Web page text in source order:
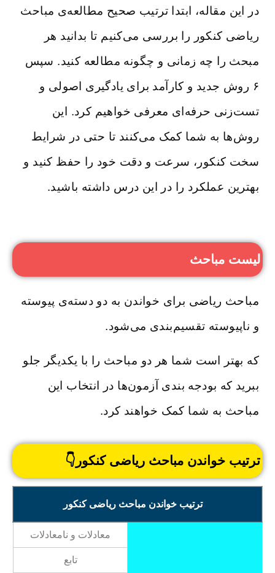
در این مقاله، ابتدا ترتیب صحیح مطالعه‌ی مباحث
ریاضی کنکور را بررسی می‌کنیم تا بدانید هر
مبحث را چه زمانی و چگونه مطالعه کنید. سپس
۶ روش جدید و کارآمد برای یادگیری اصولی و
تست‌زنی حرفه‌ای معرفی خواهیم کرد. این
روش‌ها به شما کمک می‌کنند تا حتی در شرایط
سخت کنکور، سرعت و دقت خود را حفظ کنید و
بهترین عملکرد را در این درس داشته باشید.
لیست مباحث
مباحث ریاضی برای خواندن به دو دسته‌ی پیوسته
و ناپیوسته تقسیم‌بندی می‌شود.
که بهتر است شما هر دو مباحث را با یکدیگر جلو
ببرید که بودجه بندی آزمون‌ها در انتخاب این
مباحث به شما کمک خواهند کرد.
ترتیب خواندن مباحث ریاضی کنکور👇
ترتیب خواندن مباحث ریاضی کنکور
معادلات و نامعادلات
تابع